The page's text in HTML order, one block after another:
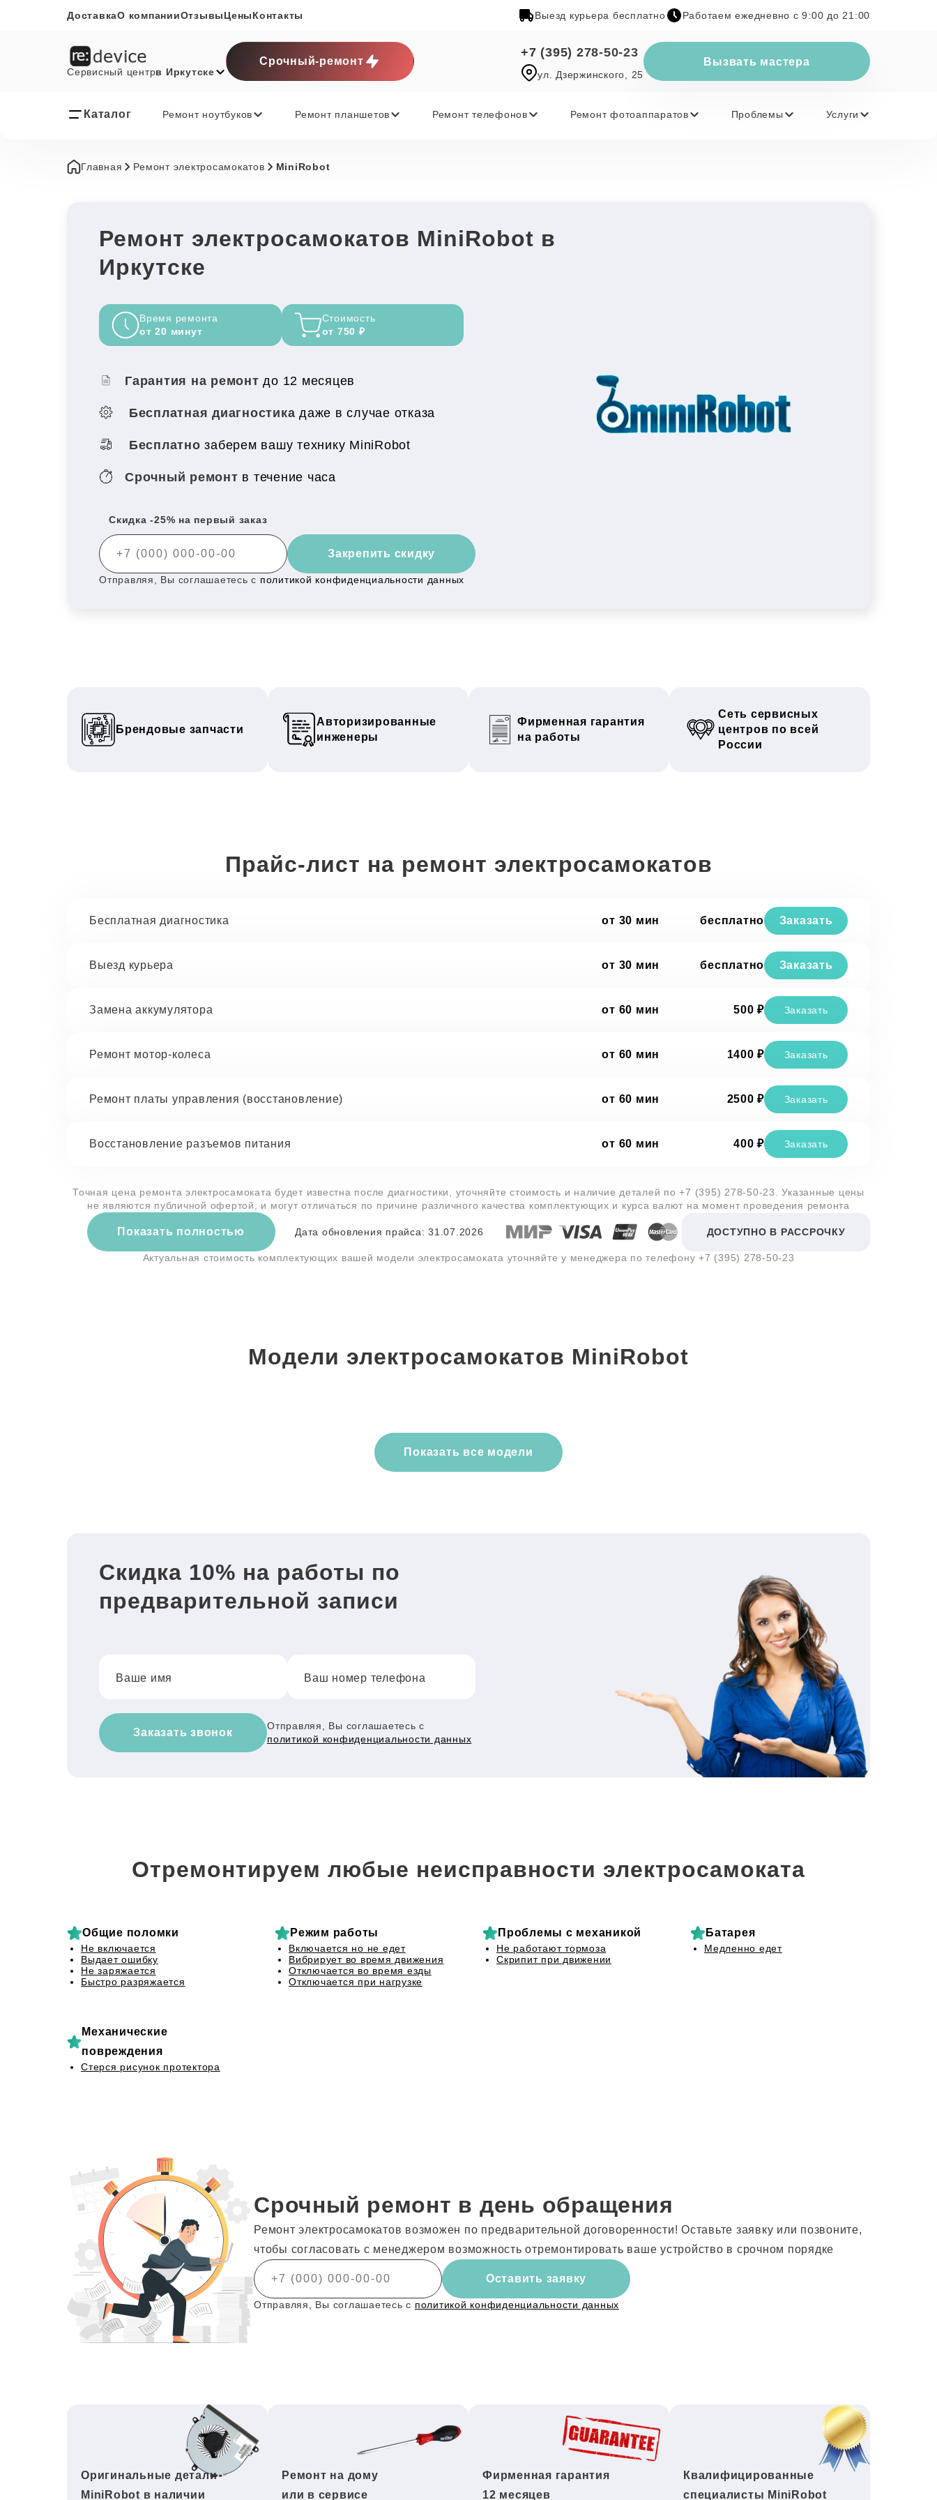
ДоставкаО компанииОтзывыЦеныКонтакты Выезд курьера бесплатно Работаем ежедневно с 9:00 до 21:00
Сервисный центрв Иркутске
Срочный-ремонт
+7 (395) 278-50-23
ул. Дзержинского, 25
Вызвать мастера
Каталог Ремонт ноутбуков Ремонт планшетов Ремонт телефонов Ремонт фотоаппаратов Проблемы Услуги
Главная Ремонт электросамокатов MiniRobot
Ремонт электросамокатов MiniRobot в
Иркутске
Время ремонта
от 20 минут
Стоимость
от 750 ₽
Гарантия на ремонтдо 12 месяцев
Бесплатная диагностика даже в случае отказа
Бесплатно заберем вашу технику MiniRobot
Срочный ремонт в течение часа
Скидка -25% на первый заказ
Закрепить скидку
Отправляя, Вы соглашаетесь с политикой конфиденциальности данных
Брендовые запчасти
Авторизированные
инженеры
Фирменная гарантия
на работы
Сеть сервисных
центров по всей
России
Прайс-лист на ремонт электросамокатов
Бесплатная диагностика от 30 мин бесплатно Заказать
Выезд курьера от 30 мин бесплатно Заказать
Замена аккумулятора от 60 мин 500 ₽ Заказать
Ремонт мотор-колеса от 60 мин 1400 ₽ Заказать
Ремонт платы управления (восстановление) от 60 мин 2500 ₽ Заказать
Восстановление разъемов питания от 60 мин 400 ₽ Заказать
Точная цена ремонта электросамоката будет известна после диагностики, уточняйте стоимость и наличие деталей по+7 (395) 278-50-23
. Указанные цены
не являются публичной офертой, и могут отличаться по причине различного качества комплектующих и курса валют на момент проведения ремонта
Показать полностью Дата обновления прайса: 31.07.2026 ДОСТУПНО В РАССРОЧКУ
Актуальная стоимость комплектующих вашей модели электросамоката уточняйте у менеджера по телефону +7 (395) 278-50-23
Модели электросамокатов MiniRobot
Показать все модели
Скидка 10% на работы по
предварительной записи
Ваше имя Ваш номер телефона
Заказать звонок
Отправляя, Вы соглашаетесь с
политикой конфиденциальности данных
Отремонтируем любые неисправности электросамоката
Общие поломки
Не включается
Выдает ошибку
Не заряжается
Быстро разряжается
Режим работы
Включается но не едет
Вибрирует во время движения
Отключается во время езды
Отключается при нагрузке
Проблемы с механикой
Не работают тормоза
Скрипит при движении
Батарея
Медленно едет
Механические
повреждения
Стерся рисунок протектора
Срочный ремонт в день обращения
Ремонт электросамокатов возможен по предварительной договоренности! Оставьте заявку или позвоните,
чтобы согласовать с менеджером возможность отремонтировать ваше устройство в срочном порядке
Оставить заявку
Отправляя, Вы соглашаетесь с политикой конфиденциальности данных
Оригинальные детали
MiniRobot в наличии
Ремонт на дому
или в сервисе
Фирменная гарантия
12 месяцев
Квалифицированные
специалисты MiniRobot